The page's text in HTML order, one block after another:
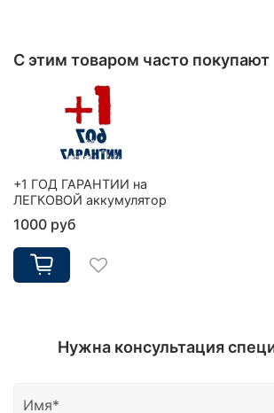
С этим товаром часто покупают
+1 ГОД ГАРАНТИИ на
ЛЕГКОВОЙ аккумулятор
1000 руб
Нужна консультация